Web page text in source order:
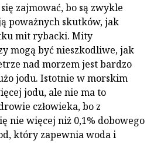
zajmować, bo są zwykle
poważnych skutków, jak
mit rybacki. Mity
mogą być nieszkodliwe, jak
nad morzem jest bardzo
jodu. Istotnie w morskim
jodu, ale nie ma to
człowieka, bo z
nie więcej niż 0,1% dobowego
który zapewnia woda i